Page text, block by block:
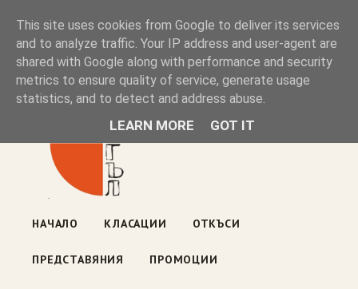
Книжен ъгъл
Блог на книжарницата — класации, откъси, нови книги
ул. „Оборище" 117, София· пон–пет 10:00–19:00 ·
НАЧАЛО КЛАСАЦИИ ОТКЪСИ
ПРЕДСТАВЯНИЯ ПРОМОЦИИ
This site uses cookies from Google to deliver its services
and to analyze traffic. Your IP address and user-agent are
shared with Google along with performance and security
metrics to ensure quality of service, generate usage
statistics, and to detect and address abuse.
LEARN MORE GOT IT